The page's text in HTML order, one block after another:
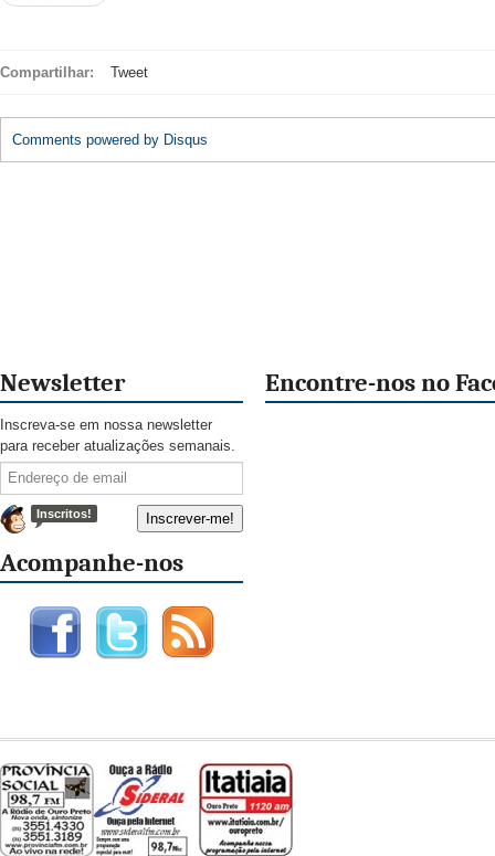
Compartilhar: Tweet
Comments powered by Disqus
Newsletter
Inscreva-se em nossa newsletter
para receber atualizações semanais.
Inscritos!
Acompanhe-nos
Encontre-nos no